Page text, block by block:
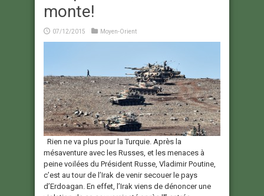
monte!
07/12/2015 Moyen-Orient
Rien ne va plus pour la Turquie. Après la
mésaventure avec les Russes, et les menaces à
peine voilées du Président Russe, Vladimir Poutine,
c’est au tour de l’Irak de venir secouer le pays
d’Erdoagan. En effet, l’Irak viens de dénoncer une